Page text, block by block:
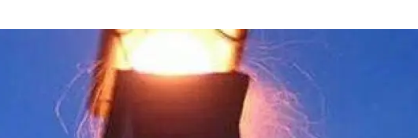
Область